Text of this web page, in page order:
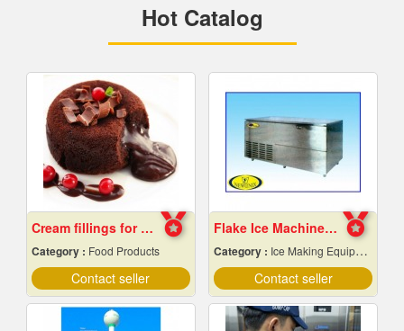
Hot Catalog
Cream fillings for bread
Category : Food Products
Contact seller
Flake Ice Machine Chiang Mai
Category : Ice Making Equipment & Machines
Contact seller